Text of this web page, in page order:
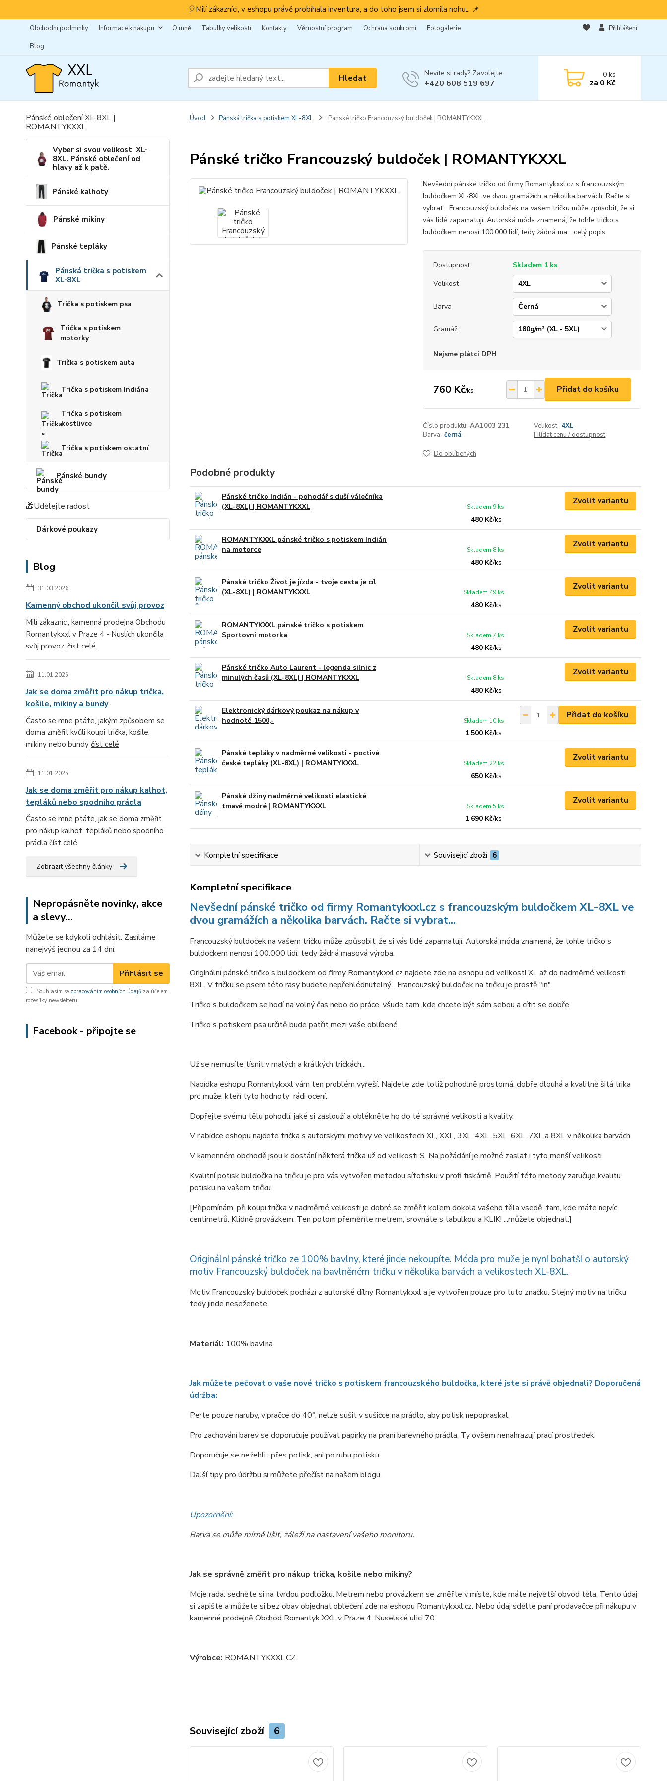
🎈Milí zákazníci, v eshopu právě probíhala inventura, a do toho jsem si zlomila nohu... 📌
Obchodní podmínky Informace k nákupu O mně Tabulky velikostí Kontakty Věrnostní program Ochrana soukromí
Fotogalerie
Blog
Přihlášení
Hledat Nevíte si rady? Zavolejte.
+420 608 519 697
0ks
za 0 Kč
Pánské oblečení XL-8XL |
ROMANTYKXXL
Vyber si svou velikost: XL-
8XL. Pánské oblečení od
hlavy až k patě.
Pánské kalhoty
Pánské mikiny
Pánské tepláky
Pánská trička s potiskem
XL-8XL
Trička s potiskem psa
Trička s potiskem
motorky
Trička s potiskem auta
Trička s potiskem Indiána
Trička s potiskem
kostlivce
Trička s potiskem ostatní
Pánské bundy
🎁Udělejte radost
Dárkové poukazy
Blog
31.03.2026
Kamenný obchod ukončil svůj provoz
Milí zákazníci, kamenná prodejna Obchodu
Romantykxxl v Praze 4 - Nuslích ukončila
svůj provoz. číst celé
11.01.2025
Jak se doma změřit pro nákup trička,
košile, mikiny a bundy
Často se mne ptáte, jakým způsobem se
doma změřit kvůli koupi trička, košile,
mikiny nebo bundy číst celé
11.01.2025
Jak se doma změřit pro nákup kalhot,
tepláků nebo spodního prádla
Často se mne ptáte, jak se doma změřit
pro nákup kalhot, tepláků nebo spodního
prádla číst celé
Zobrazit všechny články
Nepropásněte novinky, akce
a slevy...
Můžete se kdykoli odhlásit. Zasíláme
nanejvýš jednou za 14 dní.
Přihlásit se
Souhlasím se zpracováním osobních údajů za účelem
rozesílky newsletteru.
Facebook - připojte se
Úvod Pánská trička s potiskem XL-8XL Pánské tričko Francouzský buldoček | ROMANTYKXXL
Pánské tričko Francouzský buldoček | ROMANTYKXXL
Nevšední pánské tričko od firmy Romantykxxl.cz s francouzským
buldočkem XL-8XL ve dvou gramážích a několika barvách. Račte si
vybrat... Francouzský buldoček na vašem tričku může způsobit, že si
vás lidé zapamatují. Autorská móda znamená, že tohle tričko s
buldočkem nenosí 100.000 lidí, tedy žádná ma... celý popis
Dostupnost
Skladem 1 ks
Velikost
Barva
Gramáž
Nejsme plátci DPH
760 Kč/ks Přidat do košíku
Číslo produktu: AA1003 231 Velikost: 4XL
Barva: černá Hlídat cenu / dostupnost
Do oblíbených
Podobné produkty
Pánské tričko Indián - pohodář s duší válečníka
(XL-8XL) | ROMANTYKXXL
480 Kč/ks
Skladem 9 ks
Zvolit variantu
ROMANTYKXXL pánské tričko s potiskem Indián
na motorce
480 Kč/ks
Skladem 8 ks
Zvolit variantu
Pánské tričko Život je jízda - tvoje cesta je cíl
(XL-8XL) | ROMANTYKXXL
480 Kč/ks
Skladem 49 ks
Zvolit variantu
ROMANTYKXXL pánské tričko s potiskem
Sportovní motorka
480 Kč/ks
Skladem 7 ks
Zvolit variantu
Pánské tričko Auto Laurent - legenda silnic z
minulých časů (XL-8XL) | ROMANTYKXXL
480 Kč/ks
Skladem 8 ks
Zvolit variantu
Elektronický dárkový poukaz na nákup v
hodnotě 1500,-
1 500 Kč/ks
Skladem 10 ks
Přidat do košíku
Pánské tepláky v nadměrné velikosti - poctivé
české tepláky (XL-8XL) | ROMANTYKXXL
650 Kč/ks
Skladem 22 ks
Zvolit variantu
Pánské džíny nadměrné velikosti elastické
tmavě modré | ROMANTYKXXL
1 690 Kč/ks
Skladem 5 ks
Zvolit variantu
Kompletní specifikace Související zboží 6
Kompletní specifikace
Nevšední pánské tričko od firmy Romantykxxl.cz s francouzským buldočkem XL-8XL ve
dvou gramážích a několika barvách. Račte si vybrat...
Francouzský buldoček na vašem tričku může způsobit, že si vás lidé zapamatují. Autorská móda znamená, že tohle tričko s
buldočkem nenosí 100.000 lidí, tedy žádná masová výroba.
Originální pánské tričko s buldočkem od firmy Romantykxxl.cz najdete zde na eshopu od velikosti XL až do nadměrné velikosti
8XL. V tričku se psem této rasy budete nepřehlédnutelný... Francouzský buldoček na tričku je prostě "in".
Tričko s buldočkem se hodí na volný čas nebo do práce, všude tam, kde chcete být sám sebou a cítit se dobře.
Tričko s potiskem psa určitě bude patřit mezi vaše oblíbené.
Už se nemusíte tísnit v malých a krátkých tričkách...
Nabídka eshopu Romantykxxl vám ten problém vyřeší. Najdete zde totiž pohodlně prostorná, dobře dlouhá a kvalitně šitá trika
pro muže, kteří tyto hodnoty rádi ocení.
Dopřejte svému tělu pohodlí, jaké si zaslouží a oblékněte ho do té správné velikosti a kvality.
V nabídce eshopu najdete trička s autorskými motivy ve velikostech XL, XXL, 3XL, 4XL, 5XL, 6XL, 7XL a 8XL v několika barvách.
V kamenném obchodě jsou k dostání některá trička už od velikosti S. Na požádání je možné zaslat i tyto menší velikosti.
Kvalitní potisk buldočka na tričku je pro vás vytvořen metodou sítotisku v profi tiskárně. Použití této metody zaručuje kvalitu
potisku na vašem tričku.
[Připomínám, při koupi trička v nadměrné velikosti je dobré se změřit kolem dokola vašeho těla vsedě, tam, kde máte nejvíc
centimetrů. Klidně provázkem. Ten potom přeměříte metrem, srovnáte s tabulkou a KLIK! ...můžete objednat.]
Originální pánské tričko ze 100% bavlny, které jinde nekoupíte. Móda pro muže je nyní bohatší o autorský
motiv Francouzský buldoček na bavlněném tričku v několika barvách a velikostech XL-8XL.
Motiv Francouzský buldoček pochází z autorské dílny Romantykxxl a je vytvořen pouze pro tuto značku. Stejný motiv na tričku
tedy jinde neseženete.
Materiál: 100% bavlna
Jak můžete pečovat o vaše nové tričko s potiskem francouzského buldočka, které jste si právě objednali? Doporučená
údržba:
Perte pouze naruby, v pračce do 40°, nelze sušit v sušičce na prádlo, aby potisk nepopraskal.
Pro zachování barev se doporučuje používat papírky na praní barevného prádla. Ty ovšem nenahrazují prací prostředek.
Doporučuje se nežehlit přes potisk, ani po rubu potisku.
Další tipy pro údržbu si můžete přečíst na našem blogu.
Upozornění:
Barva se může mírně lišit, záleží na nastavení vašeho monitoru.
Jak se správně změřit pro nákup trička, košile nebo mikiny?
Moje rada: sedněte si na tvrdou podložku. Metrem nebo provázkem se změřte v místě, kde máte největší obvod těla. Tento údaj
si zapište a můžete si bez obav objednat oblečení zde na eshopu Romantykxxl.cz. Nebo údaj sdělte paní prodavačce při nákupu v
kamenné prodejně Obchod Romantyk XXL v Praze 4, Nuselské ulici 70.
Výrobce: ROMANTYKXXL.CZ
Související zboží 6